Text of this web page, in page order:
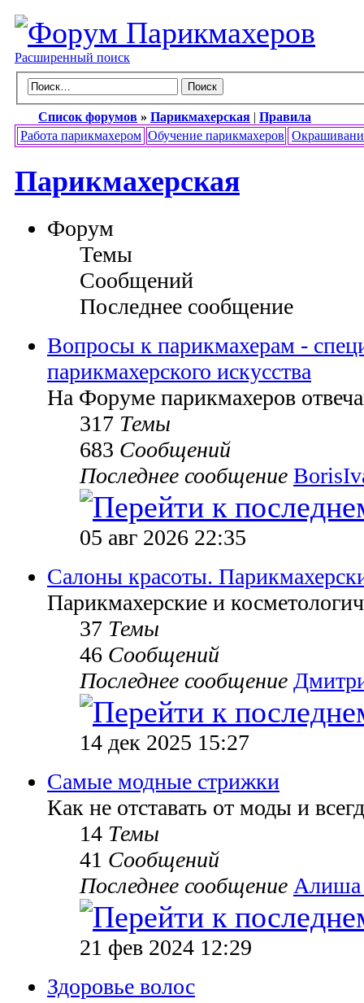
Расширенный поиск
Список форумов » Парикмахерская | Правила
Работа парикмахером Обучение парикмахеров
Парикмахерская
Форум
Темы
Сообщений
Последнее сообщение
Вопросы к парикмахерам -
парикмахерского искусства
На Форуме парикмахеров
317 Темы
683 Сообщений
Последнее сообщение
05 авг 2026 22:35
Салоны красоты.
Парикмахерские и
37 Темы
46 Сообщений
Последнее сообщение
14 дек 2025 15:27
Самые модные стрижки
Как не отставать от моды и
14 Темы
41 Сообщений
Последнее сообщение
21 фев 2024 12:29
Здоровье волос